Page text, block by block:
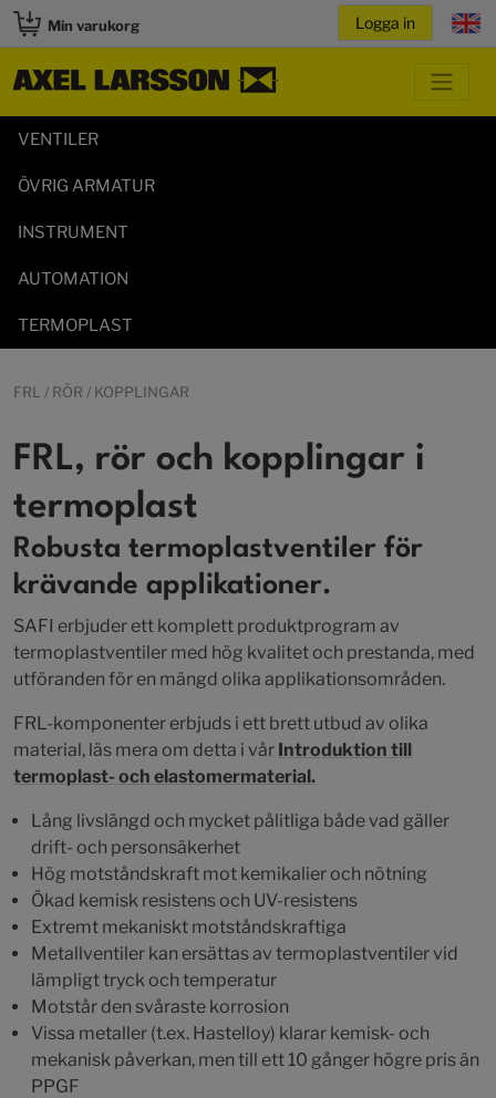
Min varukorg
VENTILER
ÖVRIG ARMATUR
INSTRUMENT
AUTOMATION
TERMOPLAST
FRL / RÖR / KOPPLINGAR
FRL, rör och kopplingar i
termoplast
Robusta termoplastventiler för
krävande applikationer.
SAFI erbjuder ett komplett produktprogram av
termoplastventiler med hög kvalitet och prestanda, med
utföranden för en mängd olika applikationsområden.
FRL-komponenter erbjuds i ett brett utbud av olika
material, läs mera om detta i vår Introduktion till
termoplast- och elastomermaterial.
Lång livslängd och mycket pålitliga både vad gäller
drift- och personsäkerhet
Hög motståndskraft mot kemikalier och nötning
Ökad kemisk resistens och UV-resistens
Extremt mekaniskt motståndskraftiga
Metallventiler kan ersättas av termoplastventiler vid
lämpligt tryck och temperatur
Motstår den svåraste korrosion
Vissa metaller (t.ex. Hastelloy) klarar kemisk- och
mekanisk påverkan, men till ett 10 gånger högre pris än
PPGF